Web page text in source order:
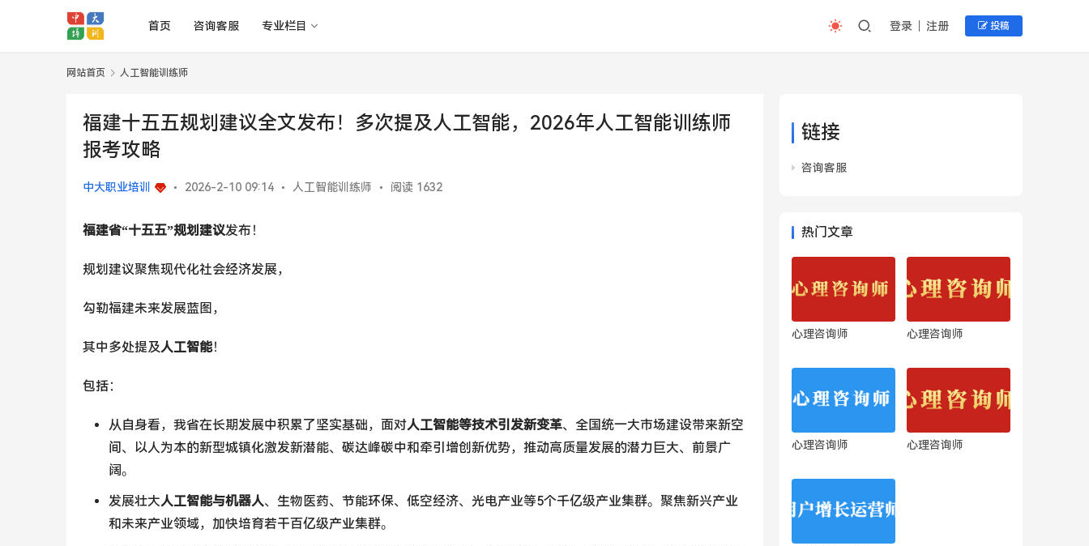
首页 咨询客服 专业栏目 登录 注册 投稿
网站首页 人工智能训练师
福建十五五规划建议全文发布！多次提及人工智能，2026年人工智能训练师
报考攻略
中大职业培训 • 2026-2-10 09:14 • 人工智能训练师 • 阅读 1632
福建省“十五五”规划建议发布！
规划建议聚焦现代化社会经济发展，
勾勒福建未来发展蓝图，
其中多处提及人工智能！
包括：
从自身看，我省在长期发展中积累了坚实基础，面对人工智能等技术引发新变革、全国统一大市场建设带来新空
间、以人为本的新型城镇化激发新潜能、碳达峰碳中和牵引增创新优势，推动高质量发展的潜力巨大、前景广
阔。
发展壮大人工智能与机器人、生物医药、节能环保、低空经济、光电产业等5个千亿级产业集群。聚焦新兴产业
和未来产业领域，加快培育若干百亿级产业集群。
链接
咨询客服
热门文章
心理咨询师 心理咨询师
心理咨询师 心理咨询师